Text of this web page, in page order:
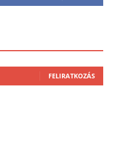
FELIRATKOZÁS